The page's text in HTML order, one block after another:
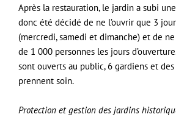
Après la restauration, le jardin a subi
donc été décidé de ne l’ouvrir que 3
(mercredi, samedi et dimanche) et de
de 1 000 personnes les jours
sont ouverts au public, 6 gardiens et
prennent soin.
Protection et gestion des jardins